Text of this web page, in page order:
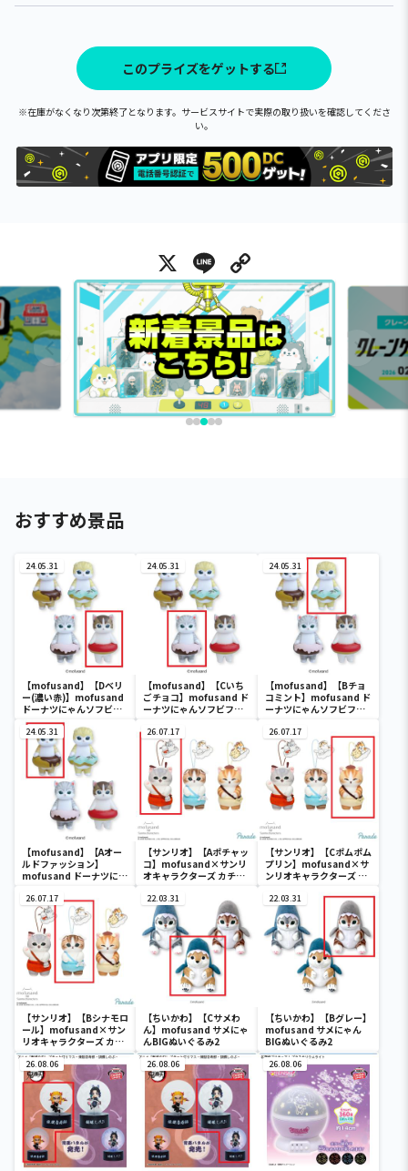
このプライズをゲットする
※在庫がなくなり次第終了となります。サービスサイトで実際の取り扱いを確認してくださ
い。
X Line
おすすめ景品
24.05.31
【mofusand】【Dベリ
ー(濃い赤)】mofusand
ドーナツにゃんソフビフ
ィギュア
24.05.31
【mofusand】【Cいち
ごチョコ】mofusand ド
ーナツにゃんソフビフィ
24.05.31
【mofusand】【Bチョ
コミント】mofusand ド
ーナツにゃんソフビフィ
24.05.31
【mofusand】【Aオー
ルドファッション】
mofusand ドーナツにゃ
26.07.17
【サンリオ】【Aポチャッ
コ】mofusand×サンリ
オキャラクターズ カチュ
26.07.17
【サンリオ】【Cポムポム
プリン】mofusand×サ
ンリオキャラクターズ カ
26.07.17
【サンリオ】【Bシナモロ
ール】mofusand×サン
リオキャラクターズ カチ
ューシャマスコット②
22.03.31
【ちいかわ】【Cサメわ
ん】mofusand サメにゃ
んBIGぬいぐるみ2
22.03.31
【ちいかわ】【Bグレー】
mofusand サメにゃん
BIGぬいぐるみ2
26.08.06 26.08.06 26.08.06